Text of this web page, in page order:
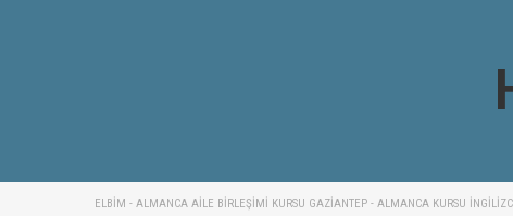
ELBİM - ALMANCA AILE BIRLEŞIMI KURSU GAZIANTEP - ALMANCA KURSU